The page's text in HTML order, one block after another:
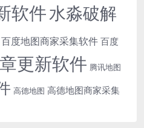
软件水淼破解
百度地图商家采集软件 百度
更新软件 腾讯地图
高德地图 高德地图商家采集